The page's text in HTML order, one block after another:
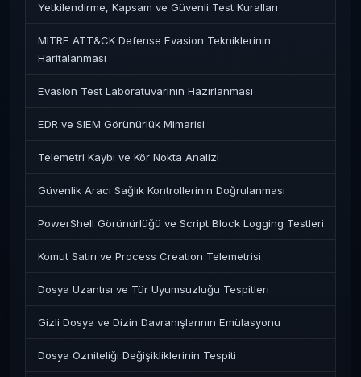
Yetkilendirme, Kapsam ve Güvenli Test Kuralları
MITRE ATT&CK Defense Evasion Tekniklerinin
Haritalanması
Evasion Test Laboratuvarının Hazırlanması
EDR ve SIEM Görünürlük Mimarisi
Telemetri Kaybı ve Kör Nokta Analizi
Güvenlik Aracı Sağlık Kontrollerinin Doğrulanması
PowerShell Görünürlüğü ve Script Block Logging Testleri
Komut Satırı ve Process Creation Telemetrisi
Dosya Uzantısı ve Tür Uyumsuzluğu Tespitleri
Gizli Dosya ve Dizin Davranışlarının Emülasyonu
Dosya Özniteliği Değişikliklerinin Tespiti